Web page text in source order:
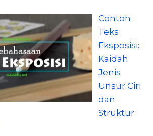
Contoh
Teks
Eksposisi:
Kaidah
Jenis
Unsur Ciri
dan
Struktur